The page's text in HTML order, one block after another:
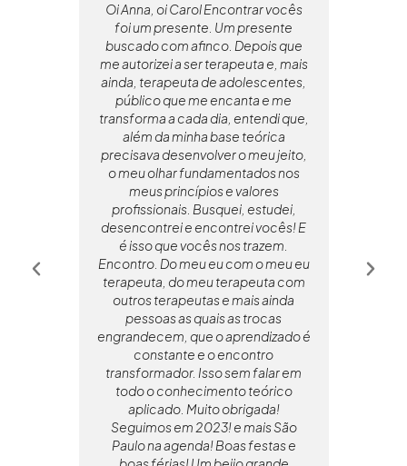
Oi Anna, oi Carol Encontrar vocês
foi um presente. Um presente
buscado com afinco. Depois que
me autorizei a ser terapeuta e, mais
ainda, terapeuta de adolescentes,
público que me encanta e me
transforma a cada dia, entendi que,
além da minha base teórica
precisava desenvolver o meu jeito,
o meu olhar fundamentados nos
meus princípios e valores
profissionais. Busquei, estudei,
desencontrei e encontrei vocês! E
é isso que vocês nos trazem.
Encontro. Do meu eu com o meu eu
terapeuta, do meu terapeuta com
outros terapeutas e mais ainda
pessoas as quais as trocas
engrandecem, que o aprendizado é
constante e o encontro
transformador. Isso sem falar em
todo o conhecimento teórico
aplicado. Muito obrigada!
Seguimos em 2023! e mais São
Paulo na agenda! Boas festas e